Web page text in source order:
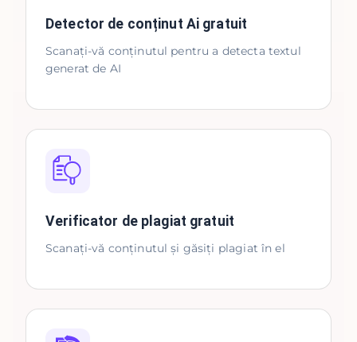
Detector de conținut Ai gratuit
Scanați-vă conținutul pentru a detecta textul
generat de AI
Verificator de plagiat gratuit
Scanați-vă conținutul și găsiți plagiat în el